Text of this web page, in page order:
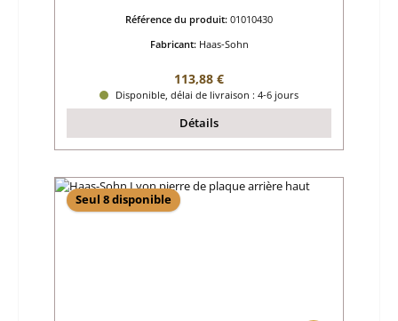
Référence du produit: 01010430
Fabricant: Haas-Sohn
Prix régulier :
113,88 €
Disponible, délai de livraison : 4-6 jours
Détails
Seul 8 disponible